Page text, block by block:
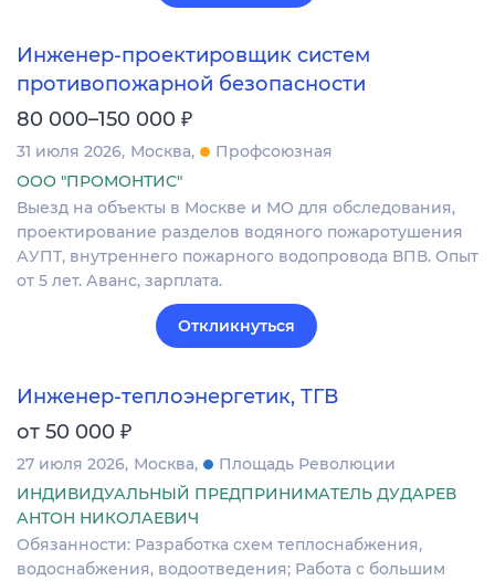
Инженер-проектировщик систем
противопожарной безопасности
80 000–150 000 ₽
31 июля 2026 Москва
Профсоюзная
ООО "ПРОМОНТИС"
Выезд на объекты в Москве и МО для обследования,
проектирование разделов водяного пожаротушения
АУПТ, внутреннего пожарного водопровода ВПВ. Опыт
от 5 лет. Аванс, зарплата.
Откликнуться
Инженер-теплоэнергетик, ТГВ
от 50 000 ₽
27 июля 2026 Москва
Площадь Революции
ИНДИВИДУАЛЬНЫЙ ПРЕДПРИНИМАТЕЛЬ ДУДАРЕВ
АНТОН НИКОЛАЕВИЧ
Обязанности: Разработка схем теплоснабжения,
водоснабжения, водоотведения; Работа с большим